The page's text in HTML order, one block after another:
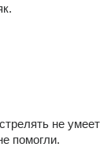
не
помогли.